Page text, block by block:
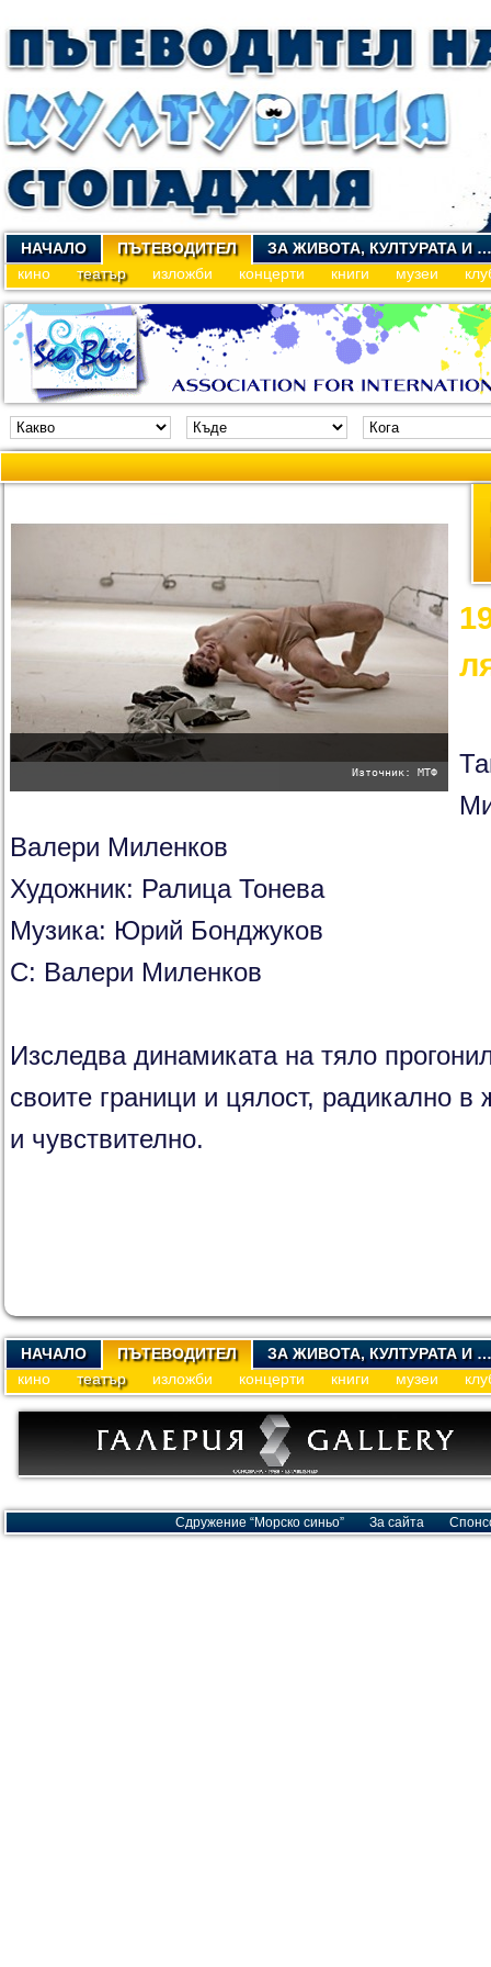
НАЧАЛО ПЪТЕВОДИТЕЛ
ЗА ЖИВОТА, КУЛТУРАТА И …
кино
театър изложби концерти книги музеи
Източник: МТФ
Валери Миленков
Художник: Ралица Тонева
Музика: Юрий Бонджуков
С: Валери Миленков
Изследва динамиката на тяло
своите граници и цялост, радикално в
и чувствително.
НАЧАЛО ПЪТЕВОДИТЕЛ
ЗА ЖИВОТА, КУЛТУРАТА И …
кино
театър изложби концерти книги музеи
Сдружение “Морско синьо” За сайта